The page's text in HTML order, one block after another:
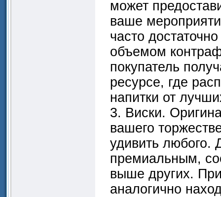
может
ваше
часто
объемом
покупатель
ресурсе, где
напитки от
3. Виски.
вашего
удивить любого.
премиальным,
выше других.
аналогично